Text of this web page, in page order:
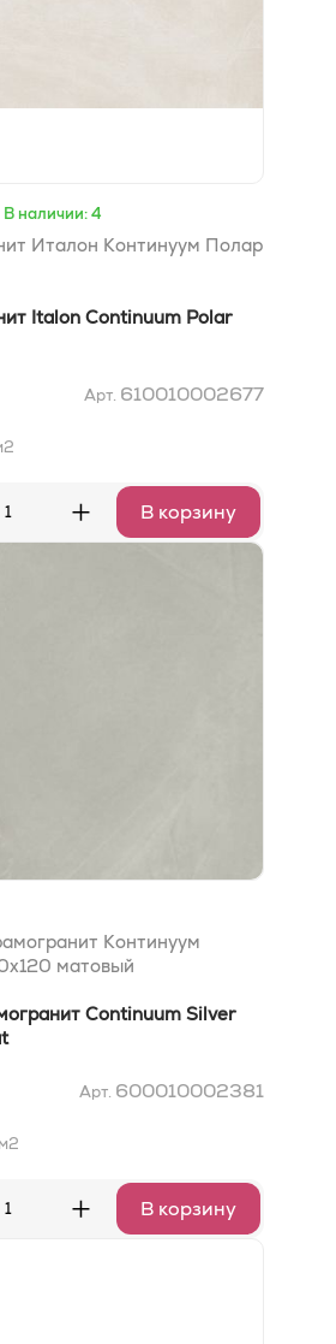
В наличии: 4
Италон Континуум Полар
Italon Continuum Polar
Арт. 610010002677
+ В корзину
Континуум
матовый
Continuum Silver
Арт. 600010002381
м2
+ В корзину